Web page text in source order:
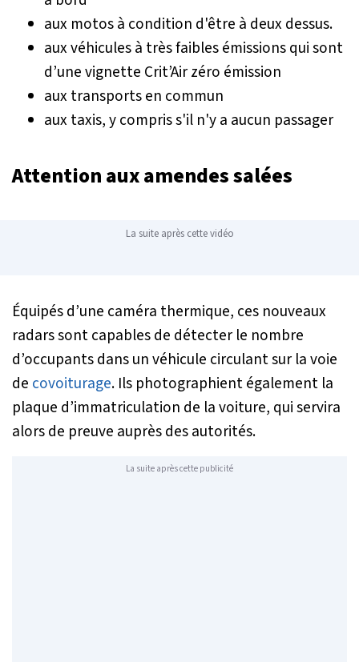
aux motos à condition d'être à deux dessus.
aux véhicules à très faibles émissions qui sont
d’une vignette Crit’Air zéro émission
aux transports en commun
aux taxis, y compris s'il n'y a aucun passager
Attention aux amendes salées
La suite après cette vidéo
Équipés d’une caméra thermique, ces nouveaux
radars sont capables de détecter le nombre
d’occupants dans un véhicule circulant sur la voie
de covoiturage. Ils photographient également la
plaque d’immatriculation de la voiture, qui servira
alors de preuve auprès des autorités.
La suite après cette publicité